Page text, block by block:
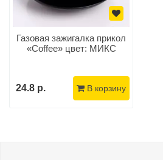
Газовая зажигалка прикол
«Coffee» цвет: МИКС
24.8 р. В корзину